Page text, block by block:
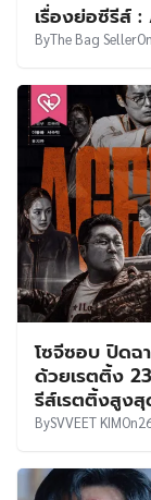
เรื่องย่อซีรีส์ :
ByThe Bag SellerOn
โซจีซอบ ปิดฉ
ด้วยเรตติ้ง
รีส์เรตติ้งสูง
BySVVEET KIMOn